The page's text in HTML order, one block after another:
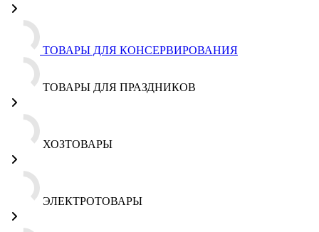
ТОВАРЫ ДЛЯ КОНСЕРВИРОВАНИЯ
ТОВАРЫ ДЛЯ ПРАЗДНИКОВ
ХОЗТОВАРЫ
ЭЛЕКТРОТОВАРЫ